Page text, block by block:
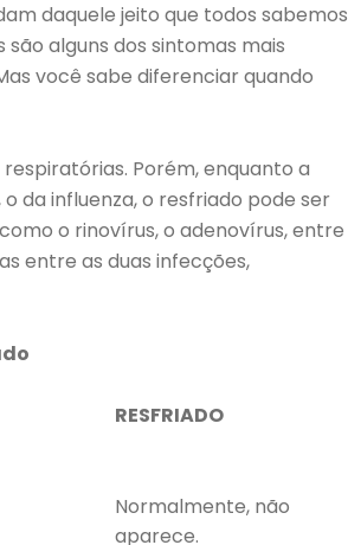
daquele jeito que todos sabemos
alguns dos sintomas mais
você sabe diferenciar quando
Porém, enquanto a
da influenza, o resfriado pode ser
o rinovírus, o adenovírus, entre
entre as duas infecções,
RESFRIADO
Normalmente, não
aparece.
SAIBA MAIS